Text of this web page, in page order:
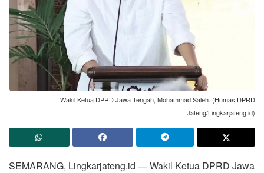
Wakil Ketua DPRD Jawa Tengah, Mohammad Saleh. (Humas DPRD
Jateng/Lingkarjateng.id)
SEMARANG, Lingkarjateng.id — Wakil Ketua DPRD Jawa